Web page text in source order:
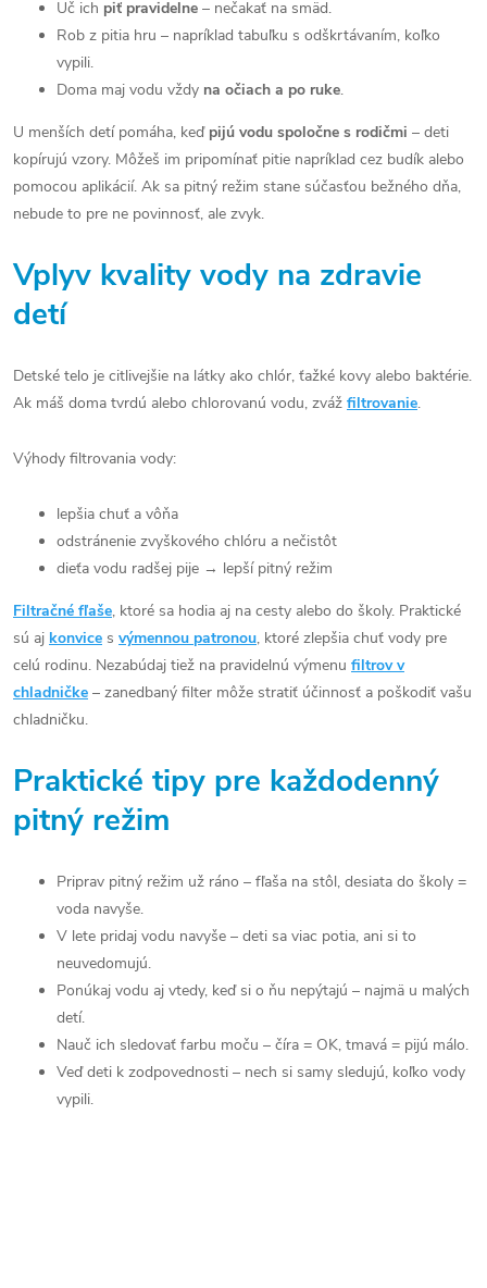
Uč ich piť pravidelne – nečakať na smäd.
Rob z pitia hru – napríklad tabuľku s odškrtávaním, koľko
vypili.
Doma maj vodu vždy na očiach a po ruke.
U menších detí pomáha, keď pijú vodu spoločne s rodičmi – deti
kopírujú vzory. Môžeš im pripomínať pitie napríklad cez budík alebo
pomocou aplikácií. Ak sa pitný režim stane súčasťou bežného dňa,
nebude to pre ne povinnosť, ale zvyk.
Vplyv kvality vody na zdravie
detí
Detské telo je citlivejšie na látky ako chlór, ťažké kovy alebo baktérie.
Ak máš doma tvrdú alebo chlorovanú vodu, zváž filtrovanie.
Výhody filtrovania vody:
lepšia chuť a vôňa
odstránenie zvyškového chlóru a nečistôt
dieťa vodu radšej pije → lepší pitný režim
Filtračné fľaše, ktoré sa hodia aj na cesty alebo do školy. Praktické
sú aj konvice s výmennou patronou, ktoré zlepšia chuť vody pre
celú rodinu. Nezabúdaj tiež na pravidelnú výmenu filtrov v
chladničke – zanedbaný filter môže stratiť účinnosť a poškodiť vašu
chladničku.
Praktické tipy pre každodenný
pitný režim
Priprav pitný režim už ráno – fľaša na stôl, desiata do školy =
voda navyše.
V lete pridaj vodu navyše – deti sa viac potia, ani si to
neuvedomujú.
Ponúkaj vodu aj vtedy, keď si o ňu nepýtajú – najmä u malých
detí.
Nauč ich sledovať farbu moču – číra = OK, tmavá = pijú málo.
Veď deti k zodpovednosti – nech si samy sledujú, koľko vody
vypili.